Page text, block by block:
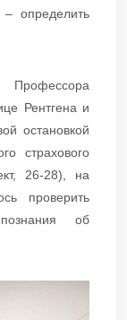
определить
Рентгена и
остановкой
страхового
26-28), на
проверить
об